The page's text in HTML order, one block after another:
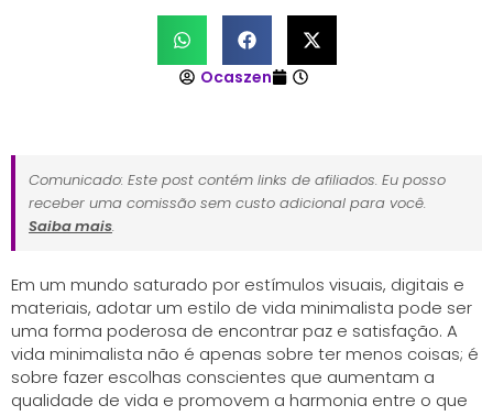
Ocaszen
Comunicado: Este post contém links de afiliados. Eu posso
receber uma comissão sem custo adicional para você.
Saiba mais.
Em um mundo saturado por estímulos visuais, digitais e
materiais, adotar um estilo de vida minimalista pode ser
uma forma poderosa de encontrar paz e satisfação. A
vida minimalista não é apenas sobre ter menos coisas; é
sobre fazer escolhas conscientes que aumentam a
qualidade de vida e promovem a harmonia entre o que